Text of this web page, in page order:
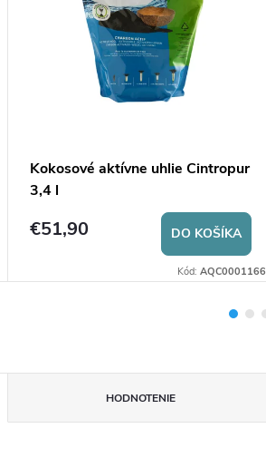
HODNOTENIE
Kokosové aktívne uhlie Cintropur
3,4 l
€51,90 DO KOŠÍKA
Kód: AQC0001166